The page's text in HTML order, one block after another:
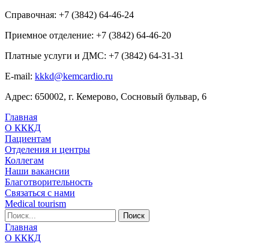
Справочная: +7 (3842) 64-46-24
Приемное отделение: +7 (3842) 64-46-20
Платные услуги и ДМС: +7 (3842) 64-31-31
E-mail: kkkd@kemcardio.ru
Адрес: 650002, г. Кемерово, Сосновый бульвар, 6
Главная
О КККД
Пациентам
Отделения и центры
Коллегам
Наши вакансии
Благотворительность
Связаться с нами
Medical tourism
Главная
О КККД